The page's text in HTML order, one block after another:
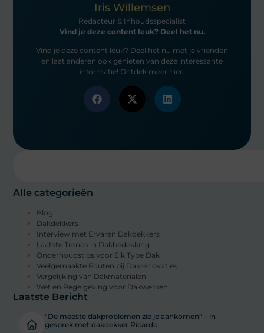
Iris Willemsen
Redacteur & Inhoudsspecialist
Vind je deze content leuk? Deel het nu.
Vind je deze content leuk? Deel het nu met je vrienden
en laat anderen ook genieten van deze interessante
informatie! Ontdek meer hier.
Alle categorieën
Blog
Dakdekkers
Interview met Ervaren Dakdekkers
Laatste Trends in Dakbedekking
Onderhoudstips voor Elk Type Dak
Veelgemaakte Fouten bij Dakrenovaties
Vergelijking van Dakmaterialen
Wet en Regelgeving voor Dakwerken
Laatste Bericht
"De meeste dakproblemen zie je aankomen" – in
gesprek met dakdekker Ricardo